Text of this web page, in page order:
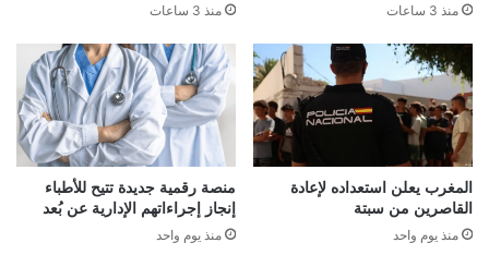
منذ 3 ساعات منذ 3 ساعات
المغرب يعلن استعداده لإعادة
القاصرين من سبتة
منذ يوم واحد
منصة رقمية جديدة تتيح للأطباء
إنجاز إجراءاتهم الإدارية عن بُعد
منذ يوم واحد